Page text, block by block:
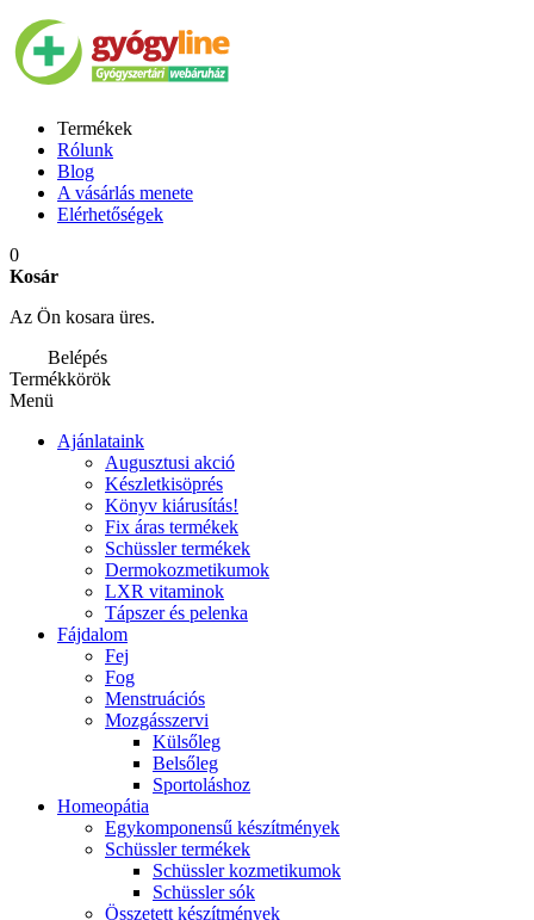
Termékek
Rólunk
Blog
A vásárlás menete
Elérhetőségek
0
Kosár
Az Ön kosara üres.
Belépés
Termékkörök
Menü
Ajánlataink
Augusztusi akció
Készletkisöprés
Könyv kiárusítás!
Fix áras termékek
Schüssler termékek
Dermokozmetikumok
LXR vitaminok
Tápszer és pelenka
Fájdalom
Fej
Fog
Menstruációs
Mozgásszervi
Külsőleg
Belsőleg
Sportoláshoz
Homeopátia
Egykomponensű készítmények
Schüssler termékek
Schüssler kozmetikumok
Schüssler sók
Összetett készítmények